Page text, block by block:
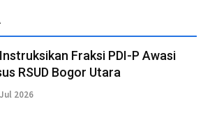
Fraksi PDI-P Awasi
RSUD Bogor Utara
2026